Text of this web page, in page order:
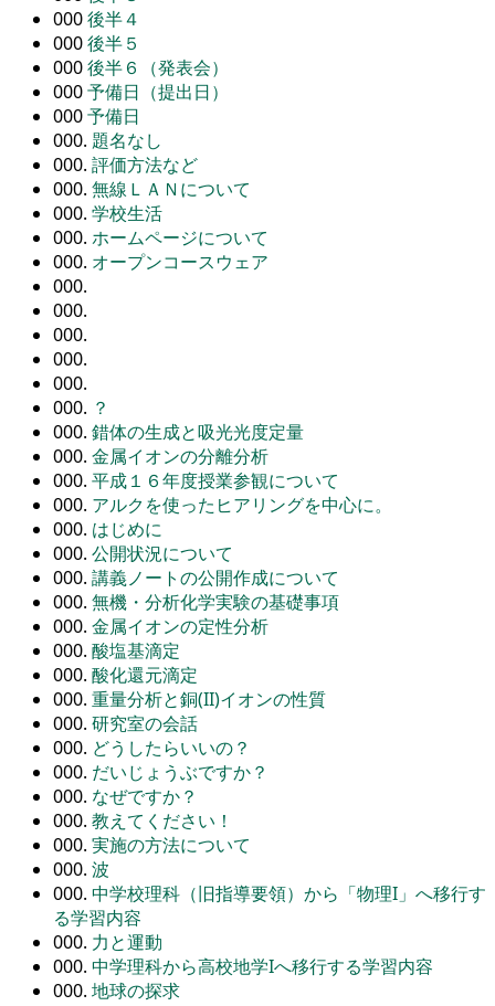
000後半４
000後半５
000後半６（発表会）
000予備日（提出日）
000予備日
000. 題名なし
000. 評価方法など
000. 無線ＬＡＮについて
000. 学校生活
000. ホームページについて
000. オープンコースウェア
000.
000.
000.
000.
000.
000. ？
000. 錯体の生成と吸光光度定量
000. 金属イオンの分離分析
000. 平成１６年度授業参観について
000. アルクを使ったヒアリングを中心に。
000. はじめに
000. 公開状況について
000. 講義ノートの公開作成について
000. 無機・分析化学実験の基礎事項
000. 金属イオンの定性分析
000. 酸塩基滴定
000. 酸化還元滴定
000. 重量分析と銅(II)イオンの性質
000. 研究室の会話
000. どうしたらいいの？
000. だいじょうぶですか？
000. なぜですか？
000. 教えてください！
000. 実施の方法について
000. 波
000. 中学校理科（旧指導要領）から「物理I」へ移行す
る学習内容
000. 力と運動
000. 中学理科から高校地学Iへ移行する学習内容
000. 地球の探求